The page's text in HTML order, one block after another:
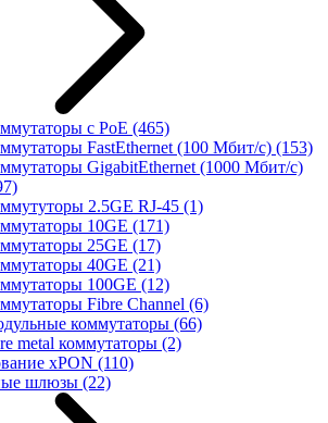
с PoE (465)
FastEthernet (100 Мбит/с) (153)
GigabitEthernet (1000 Мбит/с)
2.5GE RJ-45 (1)
10GE (171)
25GE (17)
40GE (21)
100GE (12)
Fibre Channel (6)
коммутаторы (66)
metal коммутаторы (2)
xPON (110)
шлюзы (22)